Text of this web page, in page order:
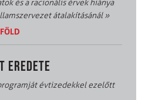
és a racionális érvek hiánya
átalakításánál»
EREDETE
évtizedekkel ezelőtt